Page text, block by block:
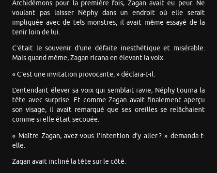
Archidémons pour la première fois, Zagan avait eu peur. Ne
voulant pas laisser Néphy dans un endroit où elle serait
impliquée avec de tels monstres, il avait même essayé de la
tenir loin de lui.
C’était le souvenir d’une défaite inesthétique et misérable.
Mais quand même, Zagan ricana en élevant la voix.
« C’est une invitation provocante, » déclara-t-il.
L’entendant élever sa voix qui semblait ravie, Néphy tourna la
tête avec surprise. Et comme Zagan avait finalement aperçu
son visage, il avait remarqué que ses oreilles se relâchaient
comme si elle était secouée.
« Maître Zagan, avez-vous l’intention d’y aller ? » demanda-t-
elle.
Zagan avait incliné la tête sur le côté.